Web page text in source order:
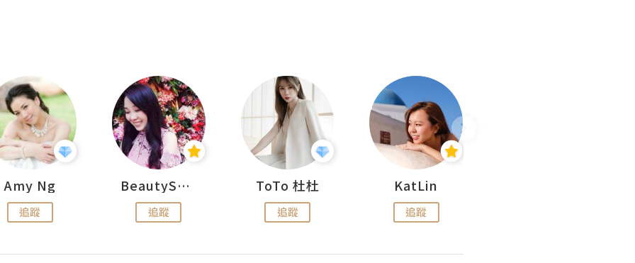
Amy Ng
追蹤
BeautySearch
追蹤
ToTo 杜杜
追蹤
KatLin
追蹤